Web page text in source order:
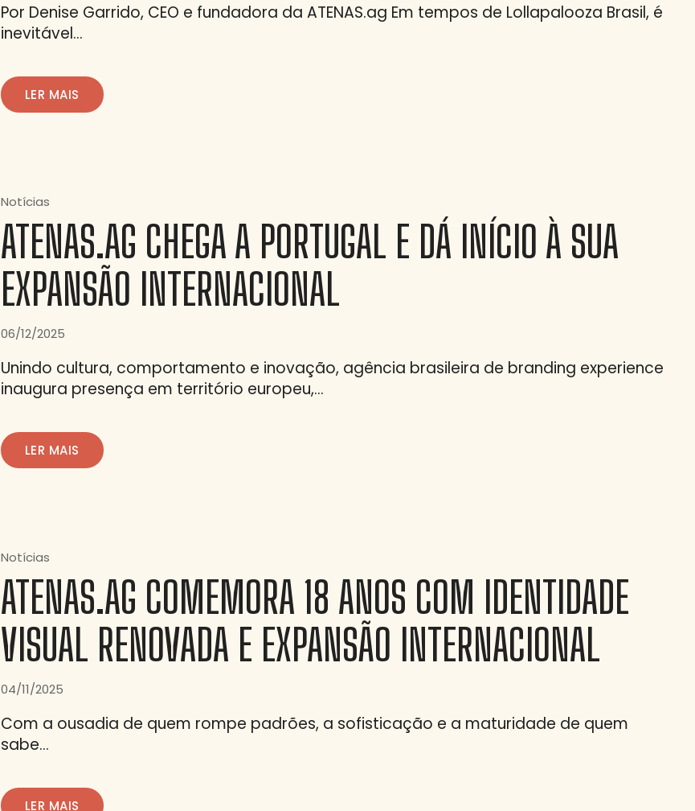
Por Denise Garrido, CEO e fundadora da ATENAS.ag Em tempos de Lollapalooza Brasil, é
inevitável…
LER MAIS
Notícias
ATENAS.AG CHEGA A PORTUGAL E DÁ INÍCIO À SUA
EXPANSÃO INTERNACIONAL
06/12/2025
Unindo cultura, comportamento e inovação, agência brasileira de branding experience
inaugura presença em território europeu,…
LER MAIS
Notícias
ATENAS.AG COMEMORA 18 ANOS COM IDENTIDADE
VISUAL RENOVADA E EXPANSÃO INTERNACIONAL
04/11/2025
Com a ousadia de quem rompe padrões, a sofisticação e a maturidade de quem
sabe…
LER MAIS